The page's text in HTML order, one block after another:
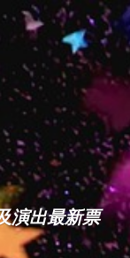
演出最新票